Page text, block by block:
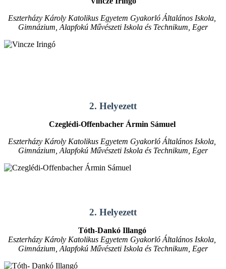
Eszterházy Károly Katolikus Egyetem Gyakorló Általános Iskola,
Gimnázium, Alapfokú Művészeti Iskola és Technikum, Eger
2. Helyezett
Czeglédi-Offenbacher Ármin Sámuel
Eszterházy Károly Katolikus Egyetem Gyakorló Általános Iskola,
Gimnázium, Alapfokú Művészeti Iskola és Technikum, Eger
2. Helyezett
Tóth-Dankó Illangó
Eszterházy Károly Katolikus Egyetem Gyakorló Általános Iskola,
Gimnázium, Alapfokú Művészeti Iskola és Technikum, Eger